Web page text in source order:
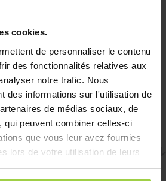
cookies.
de personnaliser le contenu
des fonctionnalités relatives aux
notre trafic. Nous
des informations sur l'utilisation de
de médias sociaux, de
qui peuvent combiner celles-ci
que vous leur avez fournies
lors de votre utilisation de leurs
en caoutchouc – Animal
aux grands colliers.
Spotter à un collier grâce à cette sangle de
elle est flexible et facile à installer.
2,5 cm de large.